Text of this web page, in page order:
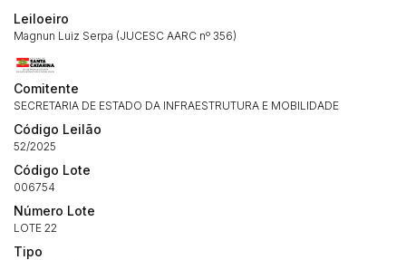
Leiloeiro
Magnun Luiz Serpa (JUCESC AARC nº 356)
Comitente
SECRETARIA DE ESTADO DA INFRAESTRUTURA E MOBILIDADE
Código Leilão
52/2025
Código Lote
006754
Número Lote
LOTE 22
Tipo